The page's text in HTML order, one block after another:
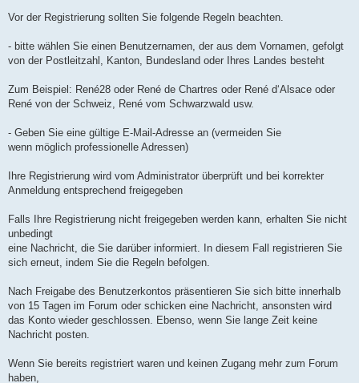
o
u
Vor der Registrierung sollten Sie folgende Regeln beachten.
- bitte wählen Sie einen Benutzernamen, der aus dem Vornamen, gefolgt
von der Postleitzahl, Kanton, Bundesland oder Ihres Landes besteht
Zum Beispiel: René28 oder René de Chartres oder René d‘Alsace oder
René von der Schweiz, René vom Schwarzwald usw.
- Geben Sie eine gültige E-Mail-Adresse an (vermeiden Sie
wenn möglich professionelle Adressen)
Ihre Registrierung wird vom Administrator überprüft und bei korrekter
Anmeldung entsprechend freigegeben
Falls Ihre Registrierung nicht freigegeben werden kann, erhalten Sie nicht
unbedingt
eine Nachricht, die Sie darüber informiert. In diesem Fall registrieren Sie
sich erneut, indem Sie die Regeln befolgen.
Nach Freigabe des Benutzerkontos präsentieren Sie sich bitte innerhalb
von 15 Tagen im Forum oder schicken eine Nachricht, ansonsten wird
das Konto wieder geschlossen. Ebenso, wenn Sie lange Zeit keine
Nachricht posten.
Wenn Sie bereits registriert waren und keinen Zugang mehr zum Forum
haben,